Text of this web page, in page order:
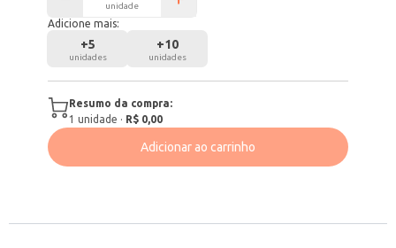
unidade
Adicione mais:
+5
unidades
+10
unidades
Resumo da compra:
1 unidade · R$ 0,00
Adicionar ao carrinho